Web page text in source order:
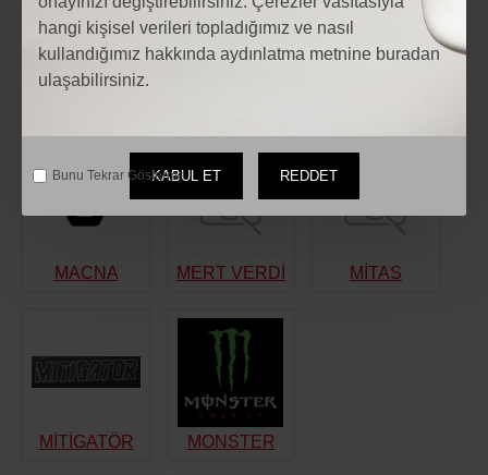
hangi kişisel verileri topladığımız ve nasıl
kullandığımız hakkında aydınlatma metnine buradan
ulaşabilirsiniz.
KABUL ET REDDET
Bunu Tekrar Gösterme.
LIQUI MOLY LS2 LUCİOLİ
MACNA MERT VERDİ MİTAS
MİTİGATÖR MONSTER